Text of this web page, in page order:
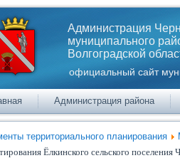
Администрация
муниципального
Волгоградской
официальный сайт
Администрация района
территориального планирования
Ёлкинского сельского